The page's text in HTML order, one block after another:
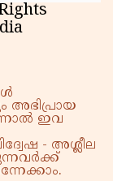
അഭിപ്രായ
ഇവ
- അശ്ലീല